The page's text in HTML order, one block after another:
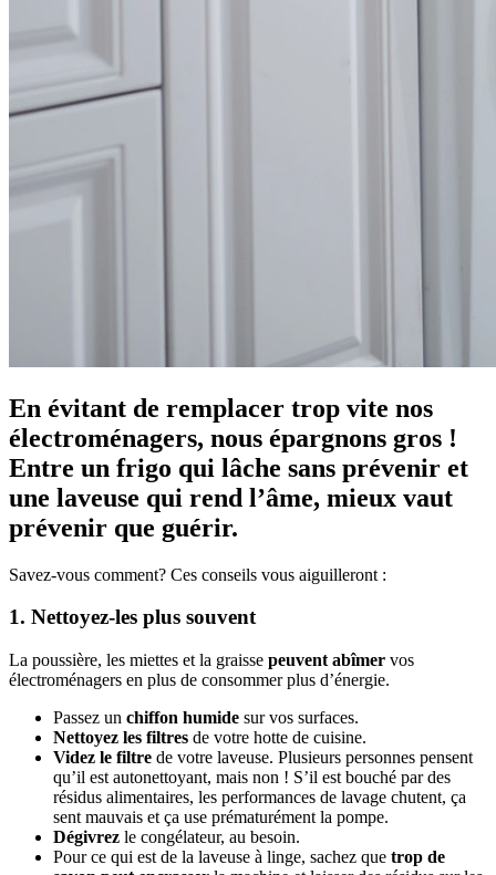
En évitant de remplacer trop vite nos
électroménagers, nous épargnons gros !
Entre un frigo qui lâche sans prévenir et
une laveuse qui rend l’âme, mieux vaut
prévenir que guérir.
Savez-vous comment? Ces conseils vous aiguilleront :
1. Nettoyez-les plus souvent
La poussière, les miettes et la graisse peuvent abîmer vos
électroménagers en plus de consommer plus d’énergie.
Passez un chiffon humide sur vos surfaces.
Nettoyez les filtres de votre hotte de cuisine.
Videz le filtre de votre laveuse. Plusieurs personnes pensent
qu’il est autonettoyant, mais non ! S’il est bouché par des
résidus alimentaires, les performances de lavage chutent, ça
sent mauvais et ça use prématurément la pompe.
Dégivrez le congélateur, au besoin.
Pour ce qui est de la laveuse à linge, sachez que trop de